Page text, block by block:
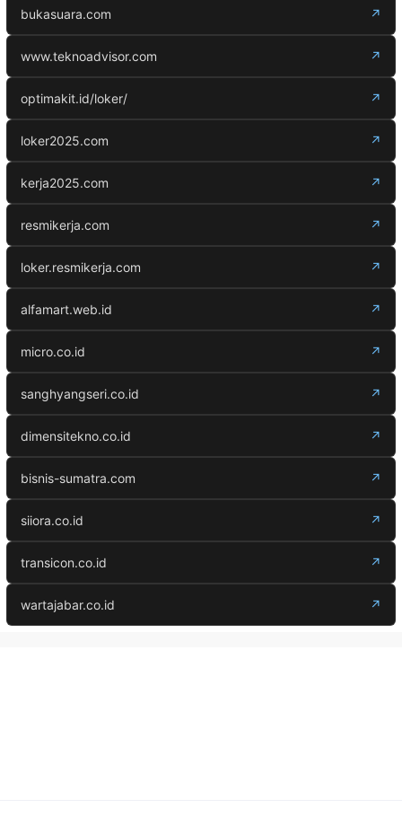
bukasuara.com ↗
www.teknoadvisor.com ↗
optimakit.id/loker/ ↗
loker2025.com ↗
kerja2025.com ↗
resmikerja.com ↗
loker.resmikerja.com ↗
alfamart.web.id ↗
micro.co.id ↗
sanghyangseri.co.id ↗
dimensitekno.co.id ↗
bisnis-sumatra.com ↗
siiora.co.id ↗
transicon.co.id ↗
wartajabar.co.id ↗